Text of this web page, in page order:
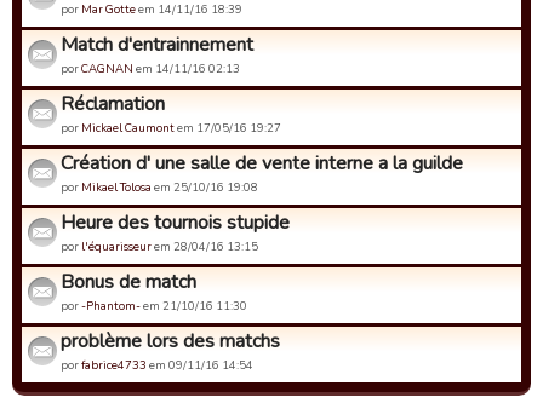
por Mar Gotteem 14/11/16 18:39
Match d'entrainnement
porCAGNAN em 14/11/16 02:13
Réclamation
por Mickael Caumontem 17/05/16 19:27
Création d' une salle de vente interne a la guilde
por Mikael Tolosa em 25/10/16 19:08
Heure des tournois stupide
por l'équarisseurem 28/04/16 13:15
Bonus de match
por-Phantom-em 21/10/16 11:30
problème lors des matchs
porfabrice4733 em 09/11/16 14:54